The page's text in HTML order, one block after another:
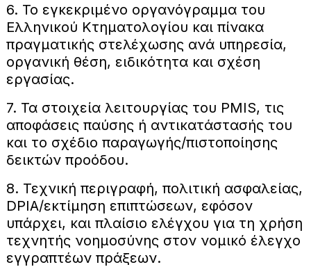
6. Το εγκεκριμένο οργανόγραμμα του
Ελληνικού Κτηματολογίου και πίνακα
πραγματικής στελέχωσης ανά υπηρεσία,
οργανική θέση, ειδικότητα και σχέση
εργασίας.
7. Τα στοιχεία λειτουργίας του PMIS, τις
αποφάσεις παύσης ή αντικατάστασής του
και το σχέδιο παραγωγής/πιστοποίησης
δεικτών προόδου.
8. Τεχνική περιγραφή, πολιτική ασφαλείας,
DPIA/εκτίμηση επιπτώσεων, εφόσον
υπάρχει, και πλαίσιο ελέγχου για τη χρήση
τεχνητής νοημοσύνης στον νομικό έλεγχο
εγγραπτέων πράξεων.